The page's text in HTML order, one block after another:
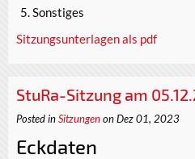
Sonstiges
Sitzungsunterlagen als pdf
StuRa-Sitzung am
Posted inSitzungenon Dez 01, 2023
Eckdaten